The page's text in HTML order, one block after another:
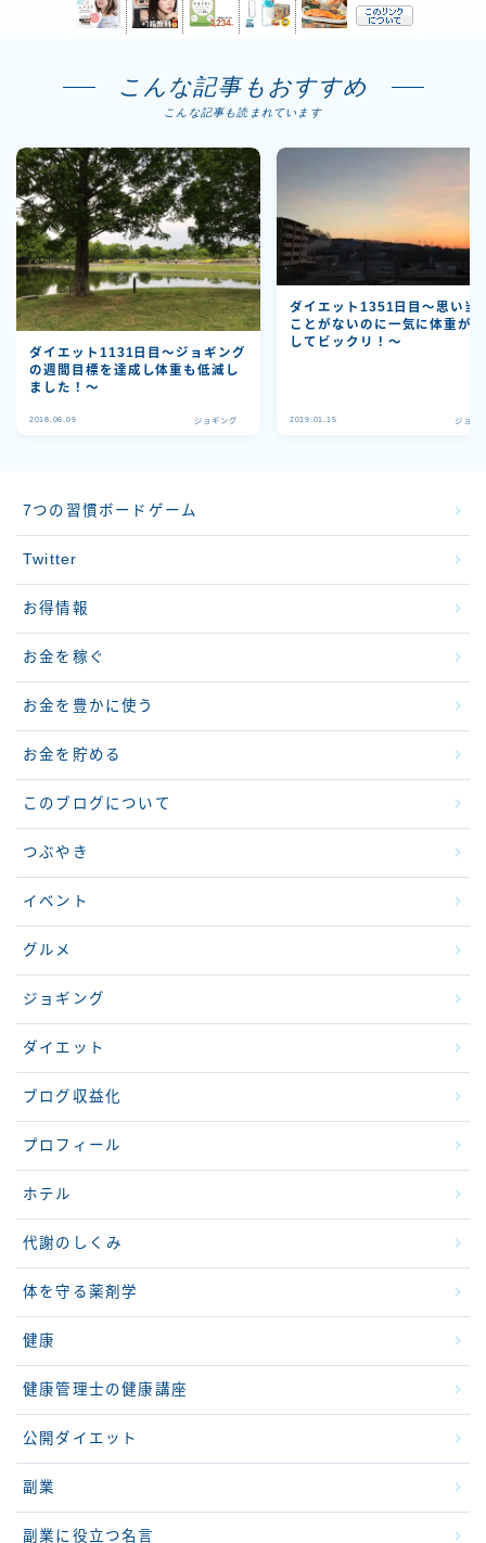
こんな記事もおすすめ
こんな記事も読まれています
ダイエット1131日目〜ジョギング
の週間目標を達成し体重も低減し
ました！〜
2018.06.09 ジョギング
ダイエット1351日目〜思い当
ことがないのに一気に体重が
してビックリ！〜
2019.01.15 ジョギ
7つの習慣ボードゲーム
Twitter
お得情報
お金を稼ぐ
お金を豊かに使う
お金を貯める
このブログについて
つぶやき
イベント
グルメ
ジョギング
ダイエット
ブログ収益化
プロフィール
ホテル
代謝のしくみ
体を守る薬剤学
健康
健康管理士の健康講座
公開ダイエット
副業
副業に役立つ名言